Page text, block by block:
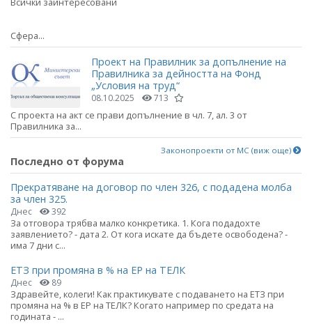
Сфера...
Проект на Правилник за допълнение на
Правилника за дейността на Фонд
„Условия на труд“
08.10.2025 713
С проекта на акт се прави допълнение в чл. 7, ал. 3 от
Правилника за...
Законопроекти от МС (виж още)
Последно от форума
Прекратяване на договор по член 326, с подадена молба
за член 325.
Днес 392
За отговора трябва малко конкретика. 1. Кога подадохте
заявлението? - дата 2. От кога искате да бъдете освободена? -
има 7 дни с...
ЕТЗ при промяна в % на ЕР на ТЕЛК
Днес 89
Здравейте, колеги! Как практикувате с подаването на ЕТЗ при
промяна на % в ЕР на ТЕЛК? Когато например по средата на
годината - ...